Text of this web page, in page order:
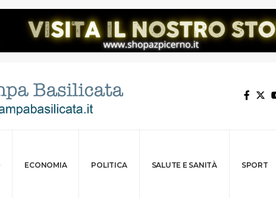
ECONOMIA POLITICA SALUTE E SANITÀ SPORT